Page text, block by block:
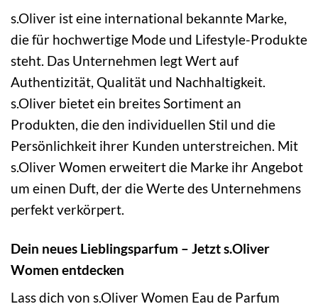
s.Oliver ist eine international bekannte Marke,
die für hochwertige Mode und Lifestyle-Produkte
steht. Das Unternehmen legt Wert auf
Authentizität, Qualität und Nachhaltigkeit.
s.Oliver bietet ein breites Sortiment an
Produkten, die den individuellen Stil und die
Persönlichkeit ihrer Kunden unterstreichen. Mit
s.Oliver Women erweitert die Marke ihr Angebot
um einen Duft, der die Werte des Unternehmens
perfekt verkörpert.
Dein neues Lieblingsparfum – Jetzt s.Oliver
Women entdecken
Lass dich von s.Oliver Women Eau de Parfum